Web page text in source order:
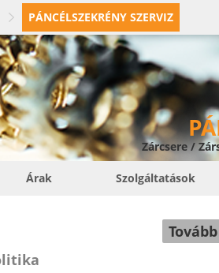
PÁNCÉLSZEKRÉNY SZERVIZ
Zárcsere /
Árak Szolgáltatások
Tovább